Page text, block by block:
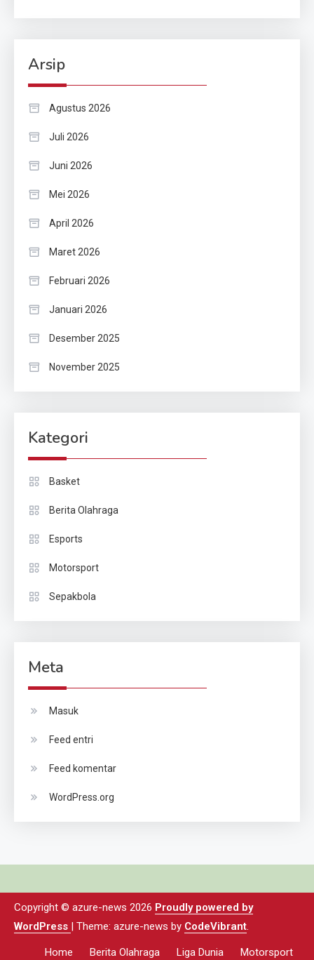
Arsip
Agustus 2026
Juli 2026
Juni 2026
Mei 2026
April 2026
Maret 2026
Februari 2026
Januari 2026
Desember 2025
November 2025
Kategori
Basket
Berita Olahraga
Esports
Motorsport
Sepakbola
Meta
Masuk
Feed entri
Feed komentar
WordPress.org
Copyright © azure-news 2026 Proudly powered by
WordPress | Theme: azure-news by CodeVibrant
Home Berita Olahraga Liga Dunia Motorsport